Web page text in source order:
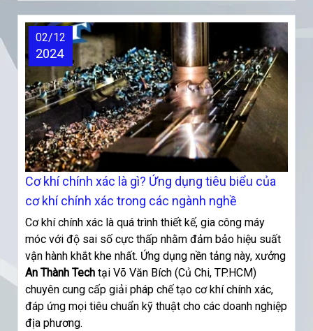
Cơ khí chính xác là gì? Ứng dụng tiêu biểu của
cơ khí chính xác trong các ngành nghề
02/12
2024
Cơ khí chính xác là quá trình thiết kế, gia công máy
móc với độ sai số cực thấp nhằm đảm bảo hiệu suất
vận hành khắt khe nhất. Ứng dụng nền tảng này, xưởng
An Thành Tech tại Võ Văn Bích (Củ Chi, TP.HCM)
chuyên cung cấp giải pháp chế tạo cơ khí chính xác,
đáp ứng mọi tiêu chuẩn kỹ thuật cho các doanh nghiệp
địa phương.